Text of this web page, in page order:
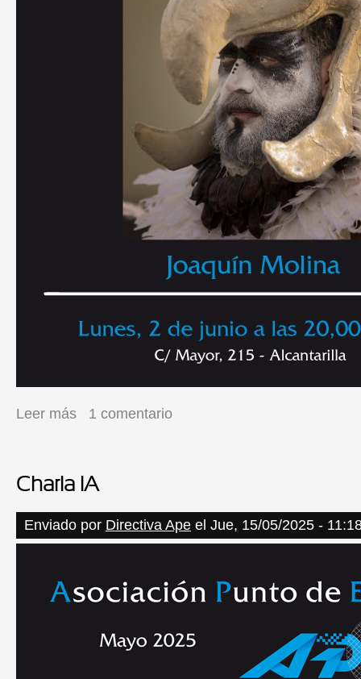
Leer más sobre LUNES DE APE
1 comentario
Charla IA
Enviado por Directiva Ape el Jue, 15/05/2025 -